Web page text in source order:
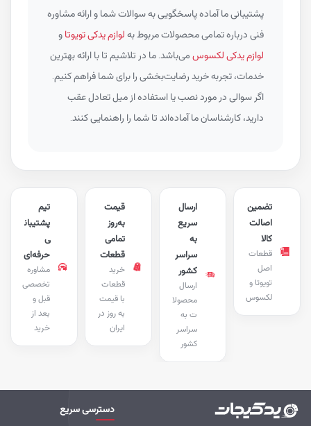
پشتیبانی ما آماده پاسخگویی به سوالات شما و ارائه مشاوره
فنی درباره تمامی محصولات مربوط بهلوازم یدکی تویوتاو
لوازم یدکی لکسوسمی‌باشد. ما در تلاشیم تا با ارائه بهترین
خدمات، تجربه خرید رضایت‌بخشی را برای شما فراهم کنیم.
اگر سوالی در مورد نصب یا استفاده از میل تعادل عقب
دارید، کارشناسان ما آماده‌اند تا شما را راهنمایی کنند.
پشتیبان
حرفه‌ای
مشاوره
تخصصی
قبل و
بعد از
خرید
قیمت
به‌روز
تمامی
قطعات
خرید
قطعات
با قیمت
به روز در
ایران
ارسال
سریع
سراسر
کشور
ارسال
محصولا
ت به
سراسر
کشور
تضمین
اصالت
قطعات
تویوتا و
لکسوس
دسترسی سریع